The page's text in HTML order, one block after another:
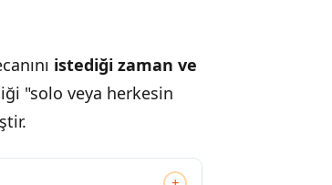
istediği zaman ve
"solo veya herkesin